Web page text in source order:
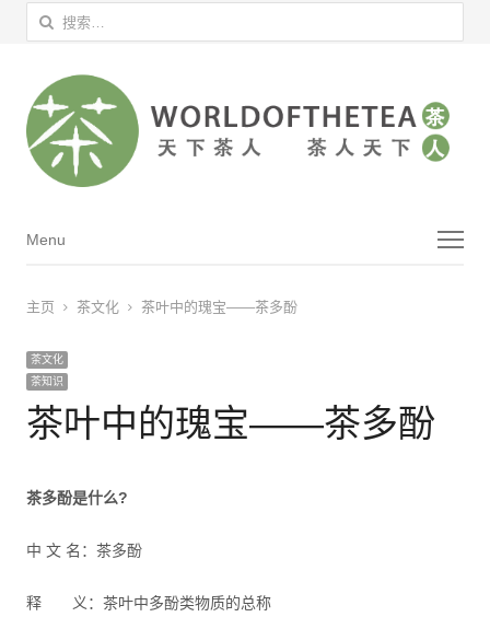
搜索：
菜单
Menu
主页 茶文化 茶叶中的瑰宝——茶多酚
茶文化
茶知识
茶叶中的瑰宝——茶多酚
茶多酚是什么?
中 文 名：茶多酚
释 义：茶叶中多酚类物质的总称